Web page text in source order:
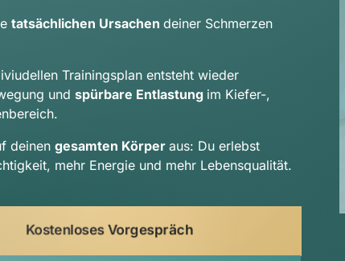
tatsächlichen Ursachen deiner Schmerzen
und spürbare Entlastung im Kiefer-,
deinen gesamten Körper aus: Du erlebst
mehr Energie und mehr Lebensqualität.
Kostenloses Vorgespräch